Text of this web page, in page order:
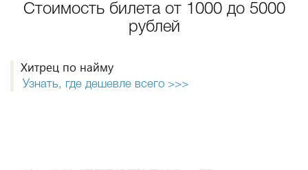
Стоимость билета от 1000 до 5000
рублей
Хитрец по найму
Узнать, где дешевле всего >>>